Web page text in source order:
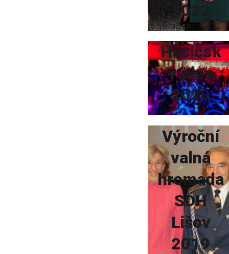
2022
10 prosinec 2022
Hasičsk
ý ples
2020
18 leden 2020
Výroční
valná
hromada
SDH
Lišov
2019